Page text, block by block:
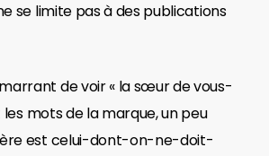
se limite pas à des publications
de voir « la sœur de vous-
les mots de la marque, un peu
est celui-dont-on-ne-doit-